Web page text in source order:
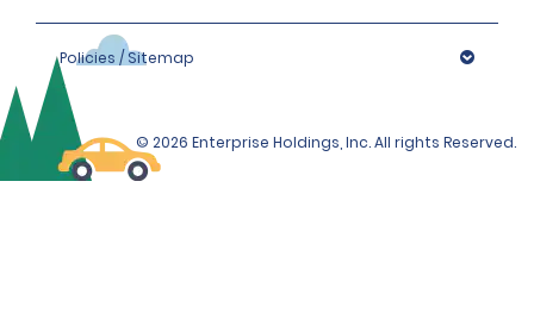
Policies / Sitemap
© 2026 Enterprise Holdings, Inc. All rights Reserved.